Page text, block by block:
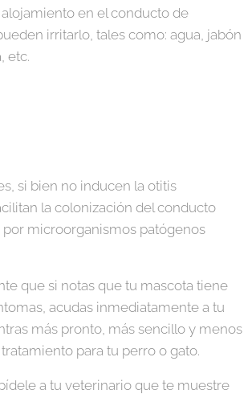
en el conducto de
irritarlo, tales como: agua, jabón
etc.
si bien no inducen la otitis
la colonización del conducto
microorganismos patógenos
que si notas que tu mascota tiene
acudas inmediatamente a tu
más pronto, más sencillo y menos
para tu perro o gato.
a tu veterinario que te muestre